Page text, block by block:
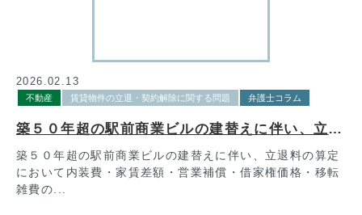
2026.02.13
賃貸物件の立退・契約解除に関する問題 弁護士コラム
不動産
築５０年超の駅前商業ビルの建替えに伴い、立退料の算定において内装費・家賃差額・営業補償・借家権価格・移転雑費の５要素を考慮して算定した裁判例
築５０年超の駅前商業ビルの建替えに伴い、立退料の算定
において内装費・家賃差額・営業補償・借家権価格・移転
雑費の...